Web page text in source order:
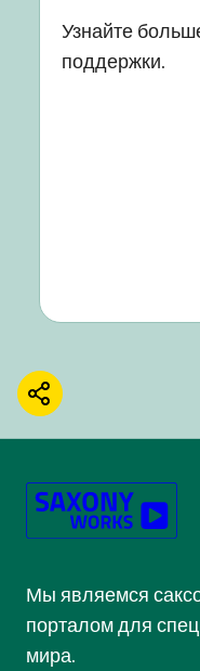
Узнайте
поддержки.
ПОДЕЛИТЬСЯ
Мы являемся
порталом для
мира.